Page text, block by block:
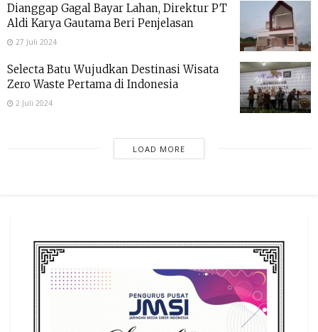
Dianggap Gagal Bayar Lahan, Direktur PT
Aldi Karya Gautama Beri Penjelasan
27 Juli 2024
Selecta Batu Wujudkan Destinasi Wisata
Zero Waste Pertama di Indonesia
2 Juli 2024
LOAD MORE